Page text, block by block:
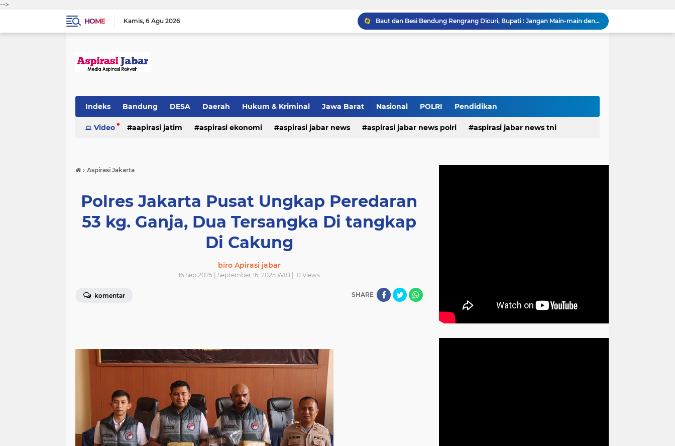
-->
HOME
Kamis 6 Agu 2026
Baut dan Besi Bendung Rengrang Dicuri, Bupati : Jangan Main-main dengan Aset Negara yang Menyangkut Nyawa dan Ketahanan Pangan
Diduga Kembali Beroperasi, Galian C di Cikahuripan Cianjur Kembali Disorot; Isu Intimidasi Wartawan Mencuat
Tingkatkan Kualitas Layanan Publik, Bupati Pulau Morotai Motivasi Kinerja Pegawai PDAM
Indeks Bandung DESA Daerah Hukum & Kriminal Jawa Barat Nasional POLRI Pendidikan
Video aapirasi jatim aspirasi ekonomi aspirasi jabar news aspirasi jabar news polri aspirasi jabar news tni
hukum & kriminal
› Aspirasi Jakarta
Polres Jakarta Pusat Ungkap Peredaran
53 kg. Ganja, Dua Tersangka Di tangkap
Di Cakung
biro Apirasi jabar
16 Sep 2025 | September 16, 2025 WIB | 0 Views
komentar SHARE